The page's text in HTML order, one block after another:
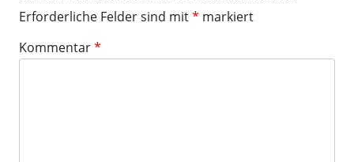
Erforderliche Felder sind mit* markiert
Kommentar*